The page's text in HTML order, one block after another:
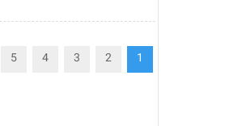
1
2
3
4
5